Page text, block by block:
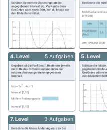
4. Level 5 Aufgaben 5. Level
7. Level 3 Aufgaben